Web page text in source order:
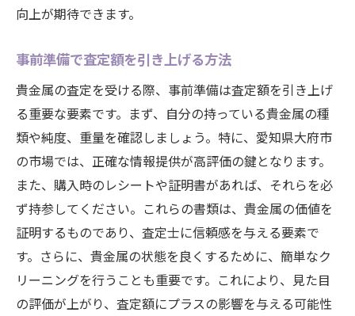
向上が期待できます。
事前準備で査定額を引き上げる方法
貴金属の査定を受ける際、事前準備は査定額を引き上げ
る重要な要素です。まず、自分の持っている貴金属の種
類や純度、重量を確認しましょう。特に、愛知県大府市
の市場では、正確な情報提供が高評価の鍵となります。
また、購入時のレシートや証明書があれば、それらを必
ず持参してください。これらの書類は、貴金属の価値を
証明するものであり、査定士に信頼感を与える要素で
す。さらに、貴金属の状態を良くするために、簡単なク
リーニングを行うことも重要です。これにより、見た目
の評価が上がり、査定額にプラスの影響を与える可能性